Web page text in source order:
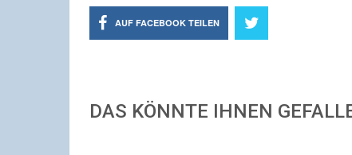
AUF FACEBOOK TEILEN
DAS KÖNNTE IHNEN